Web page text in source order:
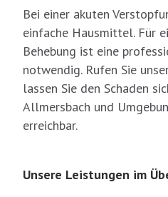
Bei einer akuten
einfache Hausmittel. Für
Behebung ist eine
notwendig. Rufen Sie
lassen Sie den Schaden
Allmersbach und
erreichbar.
Unsere Leistungen im